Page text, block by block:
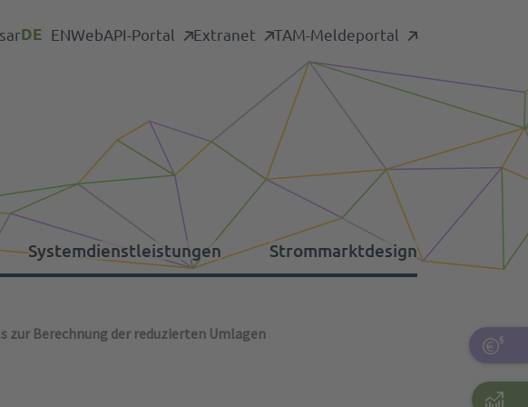
DE ENWebAPI-Portal Extranet TAM-Meldeportal
Systemdienstleistungen Strommarktdesign
zur Berechnung der reduzierten Umlagen